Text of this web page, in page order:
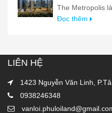
The Metropolis
Đọc thêm
LIÊN HỆ
1423 Nguyễn Văn Linh,
0938246348